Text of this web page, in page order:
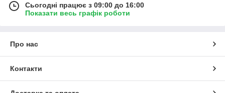
Сьогодні працює з 09:00 до 16:00
Показати весь графік роботи
Про нас
Контакти